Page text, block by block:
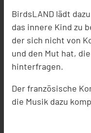
BirdsLAND lädt
das innere Kind zu
der sich nicht von
und den Mut hat,
hinterfragen.
Der französische
die Musik dazu